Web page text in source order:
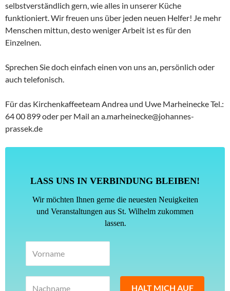
selbstverständlich gern, wie alles in unserer Küche
funktioniert. Wir freuen uns über jeden neuen Helfer! Je mehr
Menschen mittun, desto weniger Arbeit ist es für den
Einzelnen.
Sprechen Sie doch einfach einen von uns an, persönlich oder
auch telefonisch.
Für das Kirchenkaffeeteam Andrea und Uwe Marheinecke Tel.:
64 00 899 oder per Mail an a.marheinecke@johannes-
prassek.de
LASS UNS IN VERBINDUNG BLEIBEN!
Wir möchten Ihnen gerne die neuesten Neuigkeiten
und Veranstaltungen aus St. Wilhelm zukommen
lassen.